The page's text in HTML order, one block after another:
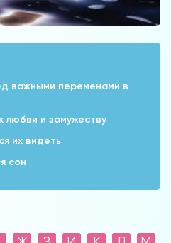
важными переменами в
любви и замужеству
их видеть
сон